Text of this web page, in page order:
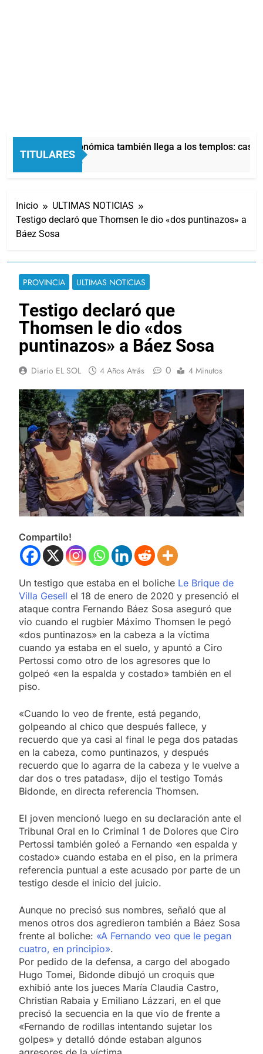
TITULARES
La crisis económica también llega a los templos: casi
51 Minutos Atrás
Inicio
ULTIMAS NOTICIAS
Testigo declaró que Thomsen le dio «dos puntinazos» a
Báez Sosa
PROVINCIA ULTIMAS NOTICIAS
Testigo declaró que
Thomsen le dio «dos
puntinazos» a Báez Sosa
Diario EL SOL 4 Años Atrás 0 4 Minutos
Compartilo!
Un testigo que estaba en el boliche Le Brique de
Villa Gesell el 18 de enero de 2020 y presenció el
ataque contra Fernando Báez Sosa aseguró que
vio cuando el rugbier Máximo Thomsen le pegó
«dos puntinazos» en la cabeza a la víctima
cuando ya estaba en el suelo, y apuntó a Ciro
Pertossi como otro de los agresores que lo
golpeó «en la espalda y costado» también en el
piso.
«Cuando lo veo de frente, está pegando,
golpeando al chico que después fallece, y
recuerdo que ya casi al final le pega dos patadas
en la cabeza, como puntinazos, y después
recuerdo que lo agarra de la cabeza y le vuelve a
dar dos o tres patadas», dijo el testigo Tomás
Bidonde, en directa referencia Thomsen.
El joven mencionó luego en su declaración ante el
Tribunal Oral en lo Criminal 1 de Dolores que Ciro
Pertossi también goleó a Fernando «en espalda y
costado» cuando estaba en el piso, en la primera
referencia puntual a este acusado por parte de un
testigo desde el inicio del juicio.
Aunque no precisó sus nombres, señaló que al
menos otros dos agredieron también a Báez Sosa
frente al boliche: «A Fernando veo que le pegan
cuatro, en principio».
Por pedido de la defensa, a cargo del abogado
Hugo Tomei, Bidonde dibujó un croquis que
exhibió ante los jueces María Claudia Castro,
Christian Rabaia y Emiliano Lázzari, en el que
precisó la secuencia en la que vio de frente a
«Fernando de rodillas intentando sujetar los
golpes» y detalló dónde estaban algunos